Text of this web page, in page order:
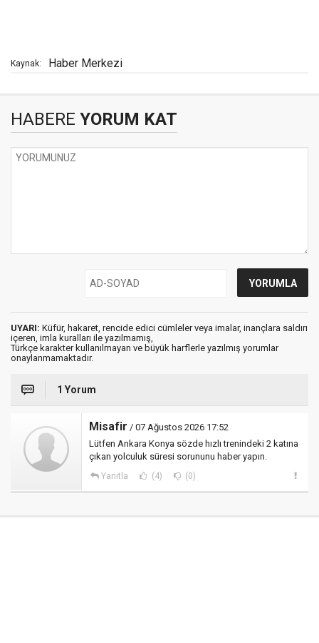
Kaynak: Haber Merkezi
HABERE YORUM KAT
UYARI: Küfür, hakaret, rencide edici cümleler veya imalar, inançlara saldırı
içeren, imla kuralları ile yazılmamış,
Türkçe karakter kullanılmayan ve büyük harflerle yazılmış yorumlar
onaylanmamaktadır.
1 Yorum
Misafir / 07 Ağustos 2026 17:52
Lütfen Ankara Konya sözde hızlı trenindeki 2 katına
çıkan yolculuk süresi sorununu haber yapın.
Yanıtla (4) (0)